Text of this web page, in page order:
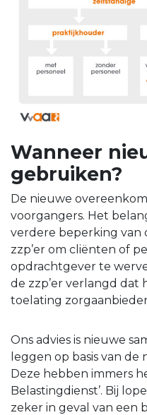
Wanneer
gebruiken?
De nieuwe
voorgangers. Het
verdere beperking van
zzp’er om cliënten of
opdrachtgever te
de zzp’er verlangd dat
toelating
Ons advies is nieuwe
leggen op basis van
Deze hebben immers
Belastingdienst’. Bij
zeker in geval van een